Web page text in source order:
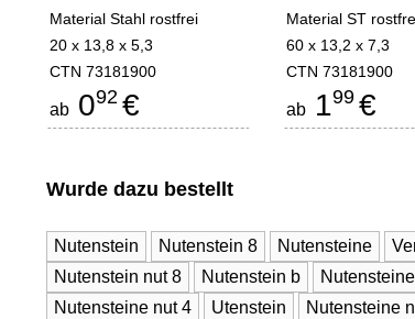
Material Stahl rostfrei
20 x 13,8 x 5,3
CTN 73181900
ab 092 €
Material ST
60 x 13,2 x 7,3
CTN 73181900
ab 199 €
Wurde dazu bestellt
Nutenstein Nutenstein 8 Nutensteine
Nutenstein nut 8
Nutenstein b
Nutensteine nut 4
Utenstein Nutensteine